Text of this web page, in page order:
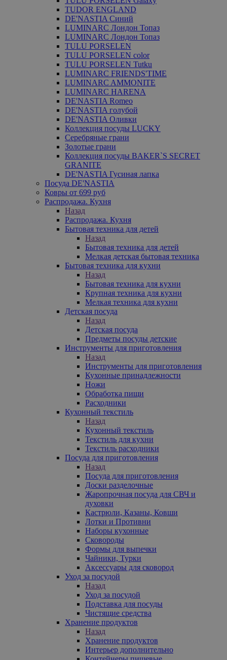
TUDOR ENGLAND
DE'NASTIA Синий
LUMINARC Лондон Топаз
LUMINARC Лондон Топаз
TULU PORSELEN
TULU PORSELEN color
TULU PORSELEN Tutku
LUMINARC FRIENDS'TIME
LUMINARC AMMONITE
LUMINARC HARENA
DE'NASTIA Romeo
DE'NASTIA голубой
DE'NASTIA Оливки
Коллекция посуды LUCKY
Серебряные грани
Золотые грани
Коллекция посуды BAKER`S SECRET
GRANITE
DE'NASTIA Гусиная лапка
Посуда DE'NASTIA
Ковры от 699 руб
Распродажа. Кухня
Назад
Распродажа. Кухня
Бытовая техника для детей
Назад
Бытовая техника для детей
Мелкая детская бытовая техника
Бытовая техника для кухни
Назад
Бытовая техника для кухни
Крупная техника для кухни
Мелкая техника для кухни
Детская посуда
Назад
Детская посуда
Предметы посуды детские
Инструменты для приготовления
Назад
Инструменты для приготовления
Кухонные принадлежности
Ножи
Обработка пищи
Расходники
Кухонный текстиль
Назад
Кухонный текстиль
Текстиль для кухни
Текстиль расходники
Посуда для приготовления
Назад
Посуда для приготовления
Доски разделочные
Жаропрочная посуда для СВЧ и
духовки
Кастрюли, Казаны, Ковши
Лотки и Противни
Наборы кухонные
Сковороды
Формы для выпечки
Чайники, Турки
Аксессуары для сковород
Уход за посудой
Назад
Уход за посудой
Подставка для посуды
Чистящие средства
Хранение продуктов
Назад
Хранение продуктов
Интерьер дополнительно